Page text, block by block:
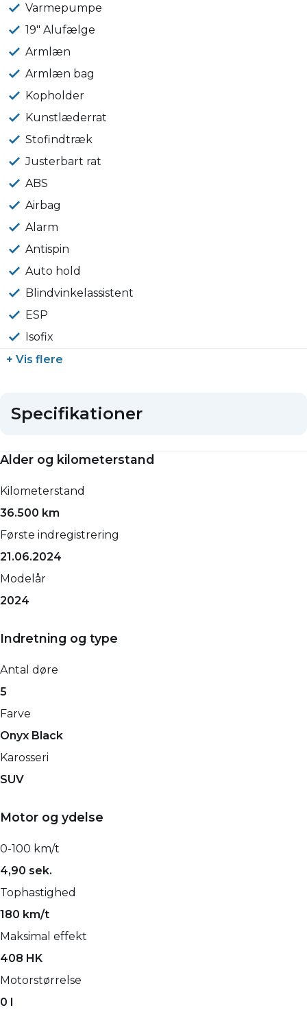
Varmepumpe
19" Alufælge
Armlæn
Armlæn bag
Kopholder
Kunstlæderrat
Stofindtræk
Justerbart rat
ABS
Airbag
Alarm
Antispin
Auto hold
Blindvinkelassistent
ESP
Isofix
+ Vis flere
Specifikationer
Alder og kilometerstand
Kilometerstand
36.500 km
Første indregistrering
21.06.2024
Modelår
2024
Indretning og type
Antal døre
5
Farve
Onyx Black
Karosseri
SUV
Motor og ydelse
0-100 km/t
4,90 sek.
Tophastighed
180 km/t
Maksimal effekt
408 HK
Motorstørrelse
0 l